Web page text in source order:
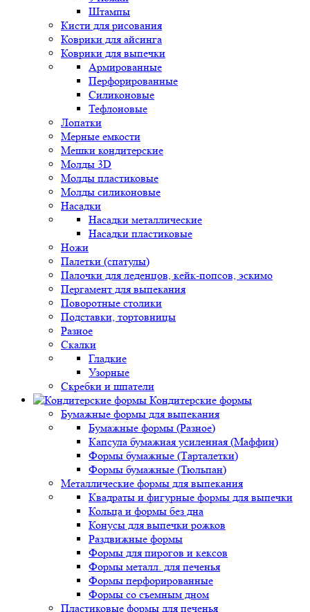
Штампы
Кисти для рисования
Коврики для айсинга
Коврики для выпечки
Армированные
Перфорированные
Силиконовые
Тефлоновые
Лопатки
Мерные емкости
Мешки кондитерские
Молды 3D
Молды пластиковые
Молды силиконовые
Насадки
Насадки металлические
Насадки пластиковые
Ножи
Палетки (спатулы)
Палочки для леденцов, кейк-попсов, эскимо
Пергамент для выпекания
Поворотные столики
Подставки, тортовницы
Разное
Скалки
Гладкие
Узорные
Скребки и шпатели
Кондитерские формы
Бумажные формы для выпекания
Бумажные формы (Разное)
Капсула бумажная усиленная (Маффин)
Формы бумажные (Тарталетки)
Формы бумажные (Тюльпан)
Металлические формы для выпекания
Квадраты и фигурные формы для выпечки
Кольца и формы без дна
Конусы для выпечки рожков
Раздвижные формы
Формы для пирогов и кексов
Формы металл. для печенья
Формы перфорированные
Формы со съемным дном
Пластиковые формы для печенья